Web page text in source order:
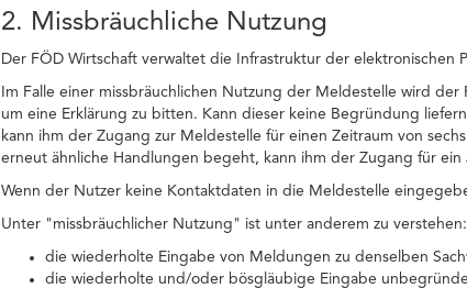
2. Missbräuchliche Nutzung
Der FÖD Wirtschaft verwaltet die Infrastruktur der elektronischen
Im Falle einer missbräuchlichen Nutzung der Meldestelle wird
um eine Erklärung zu bitten. Kann dieser keine Begründung
kann ihm der Zugang zur Meldestelle für einen Zeitraum von
erneut ähnliche Handlungen begeht, kann ihm der Zugang für
Wenn der Nutzer keine Kontaktdaten in die Meldestelle
Unter "missbräuchlicher Nutzung" ist unter anderem zu verstehen:
die wiederholte Eingabe von Meldungen zu denselben
die wiederholte und/oder bösgläubige Eingabe